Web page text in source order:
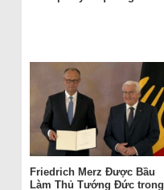
Friedrich Merz Được Bầu
Làm Thủ Tướng Đức trong